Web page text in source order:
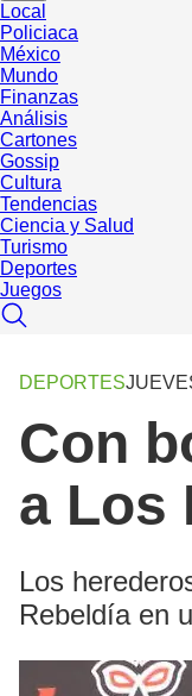
Local
Policiaca
México
Mundo
Finanzas
Análisis
Cartones
Gossip
Cultura
Tendencias
Ciencia y Salud
Turismo
Deportes
Juegos
DEPORTES
Con
a Los
Los
Rebeldía en